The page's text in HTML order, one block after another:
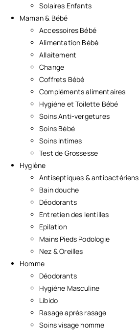
Solaires Enfants
Maman & Bébé
Accessoires Bébé
Alimentation Bébé
Allaitement
Change
Coffrets Bébé
Compléments alimentaires
Hygiène et Toilette Bébé
Soins Anti-vergetures
Soins Bébé
Soins Intimes
Test de Grossesse
Hygiène
Antiseptiques & antibactériens
Bain douche
Déodorants
Entretien des lentilles
Epilation
Mains Pieds Podologie
Nez & Oreilles
Homme
Déodorants
Hygiène Masculine
Libido
Rasage après rasage
Soins visage homme